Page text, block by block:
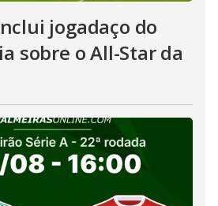
jogadaço do
sobre o All-Star da